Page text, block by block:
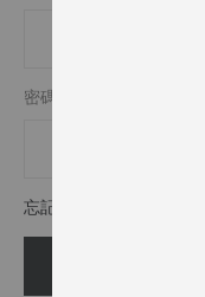
密碼
忘記密碼?